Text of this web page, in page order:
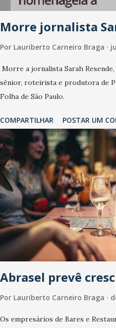
Morre jornalista
Por Lauriberto Carneiro Braga
Morre a jornalista Sarah
sênior, roteirista e produtora de
Folha de São Paulo.
COMPARTILHAR POSTAR UM
Abrasel prevê
Por Lauriberto Carneiro Braga
Os empresários de Bares e